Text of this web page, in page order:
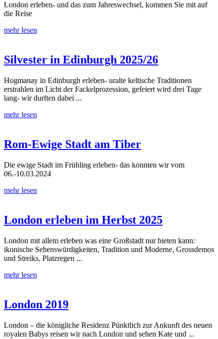
London erleben- und das zum Jahreswechsel, kommen Sie mit auf
die Reise
mehr lesen
Silvester in Edinburgh 2025/26
Hogmanay in Edinburgh erleben- uralte keltische Traditionen
erstrahlen im Licht der Fackelprozession, gefeiert wird drei Tage
lang- wir durften dabei ...
mehr lesen
Rom-Ewige Stadt am Tiber
Die ewige Stadt im Frühling erleben- das konnten wir vom
06.-10.03.2024
mehr lesen
London erleben im Herbst 2025
London mit allem erleben was eine Großstadt nur bieten kann:
ikonische Sehenswürdigkeiten, Tradition und Moderne, Grossdemos
und Streiks, Platzregen ...
mehr lesen
London 2019
London – die königliche Residenz Pünktlich zur Ankunft des neuen
royalen Babys reisen wir nach London und sehen Kate und ...